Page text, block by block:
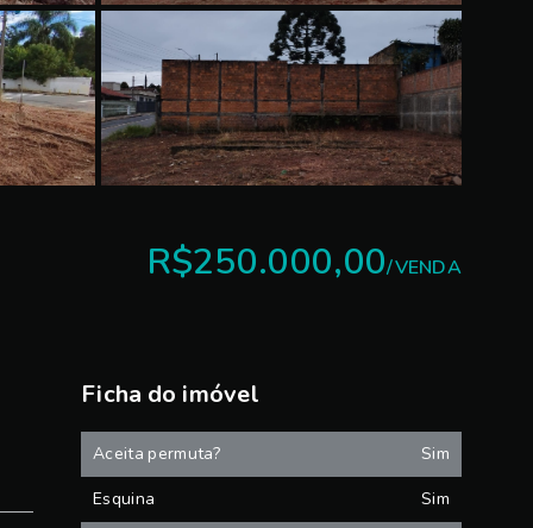
R$250.000,00/VENDA
Ficha do imóvel
Aceita permuta?
Sim
Esquina
Sim